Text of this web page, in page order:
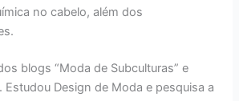
no cabelo, além dos
blogs “Moda de Subculturas” e
Estudou Design de Moda e pesquisa a